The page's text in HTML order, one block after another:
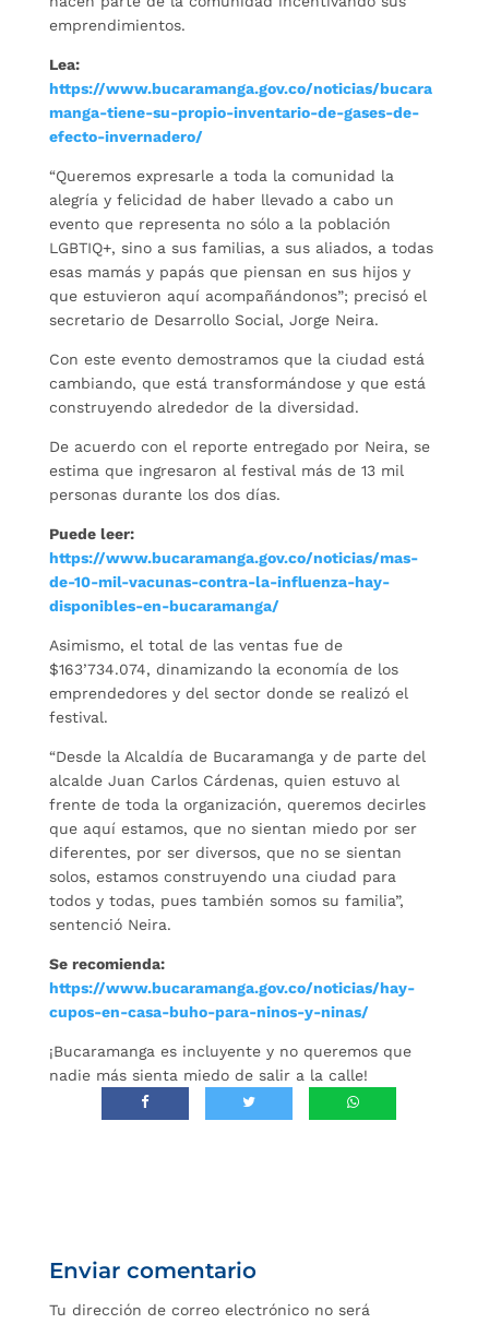
emprendimientos.
Lea:
https://www.bucaramanga.gov.co/noticias/bucara
manga-tiene-su-propio-inventario-de-gases-de-
efecto-invernadero/
“Queremos expresarle a toda la comunidad la
alegría y felicidad de haber llevado a cabo un
evento que representa no sólo a la población
LGBTIQ+, sino a sus familias, a sus aliados, a todas
esas mamás y papás que piensan en sus hijos y
que estuvieron aquí acompañándonos”; precisó el
secretario de Desarrollo Social, Jorge Neira.
Con este evento demostramos que la ciudad está
cambiando, que está transformándose y que está
construyendo alrededor de la diversidad.
De acuerdo con el reporte entregado por Neira, se
estima que ingresaron al festival más de 13 mil
personas durante los dos días.
Puede leer:
https://www.bucaramanga.gov.co/noticias/mas-
de-10-mil-vacunas-contra-la-influenza-hay-
disponibles-en-bucaramanga/
Asimismo, el total de las ventas fue de
$163’734.074, dinamizando la economía de los
emprendedores y del sector donde se realizó el
festival.
“Desde la Alcaldía de Bucaramanga y de parte del
alcalde Juan Carlos Cárdenas, quien estuvo al
frente de toda la organización, queremos decirles
que aquí estamos, que no sientan miedo por ser
diferentes, por ser diversos, que no se sientan
solos, estamos construyendo una ciudad para
todos y todas, pues también somos su familia”,
sentenció Neira.
Se recomienda:
https://www.bucaramanga.gov.co/noticias/hay-
cupos-en-casa-buho-para-ninos-y-ninas/
¡Bucaramanga es incluyente y no queremos que
nadie más sienta miedo de salir a la calle!
Enviar comentario
Tu dirección de correo electrónico no será